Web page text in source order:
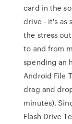
card in the
drive - it's as
the stress
to and from
spending an
Android File
drag and
minutes).
Flash Drive